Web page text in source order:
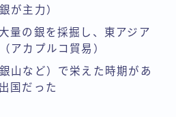
が主力）
量の銀を採掘し、東アジア
アカプルコ貿易）
山など）で栄えた時期があ
国だった